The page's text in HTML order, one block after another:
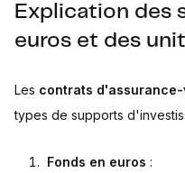
Explication des
euros et des
Les contrats d'assurance-
types de supports
Fonds en euros :